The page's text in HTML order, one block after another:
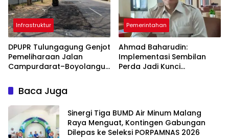
Infrastruktur
DPUPR Tulungagung Genjot
Pemeliharaan Jalan
Campurdarat–Boyolangu,
Diperbaiki
Pemerintahan
Ahmad Baharudin:
Implementasi Sembilan
Perda Jadi Kunci
Baca Juga
Sinergi Tiga BUMD Air Minum Malang
Raya Menguat, Kontingen Gabungan
Dilepas ke Seleksi PORPAMNAS 2026